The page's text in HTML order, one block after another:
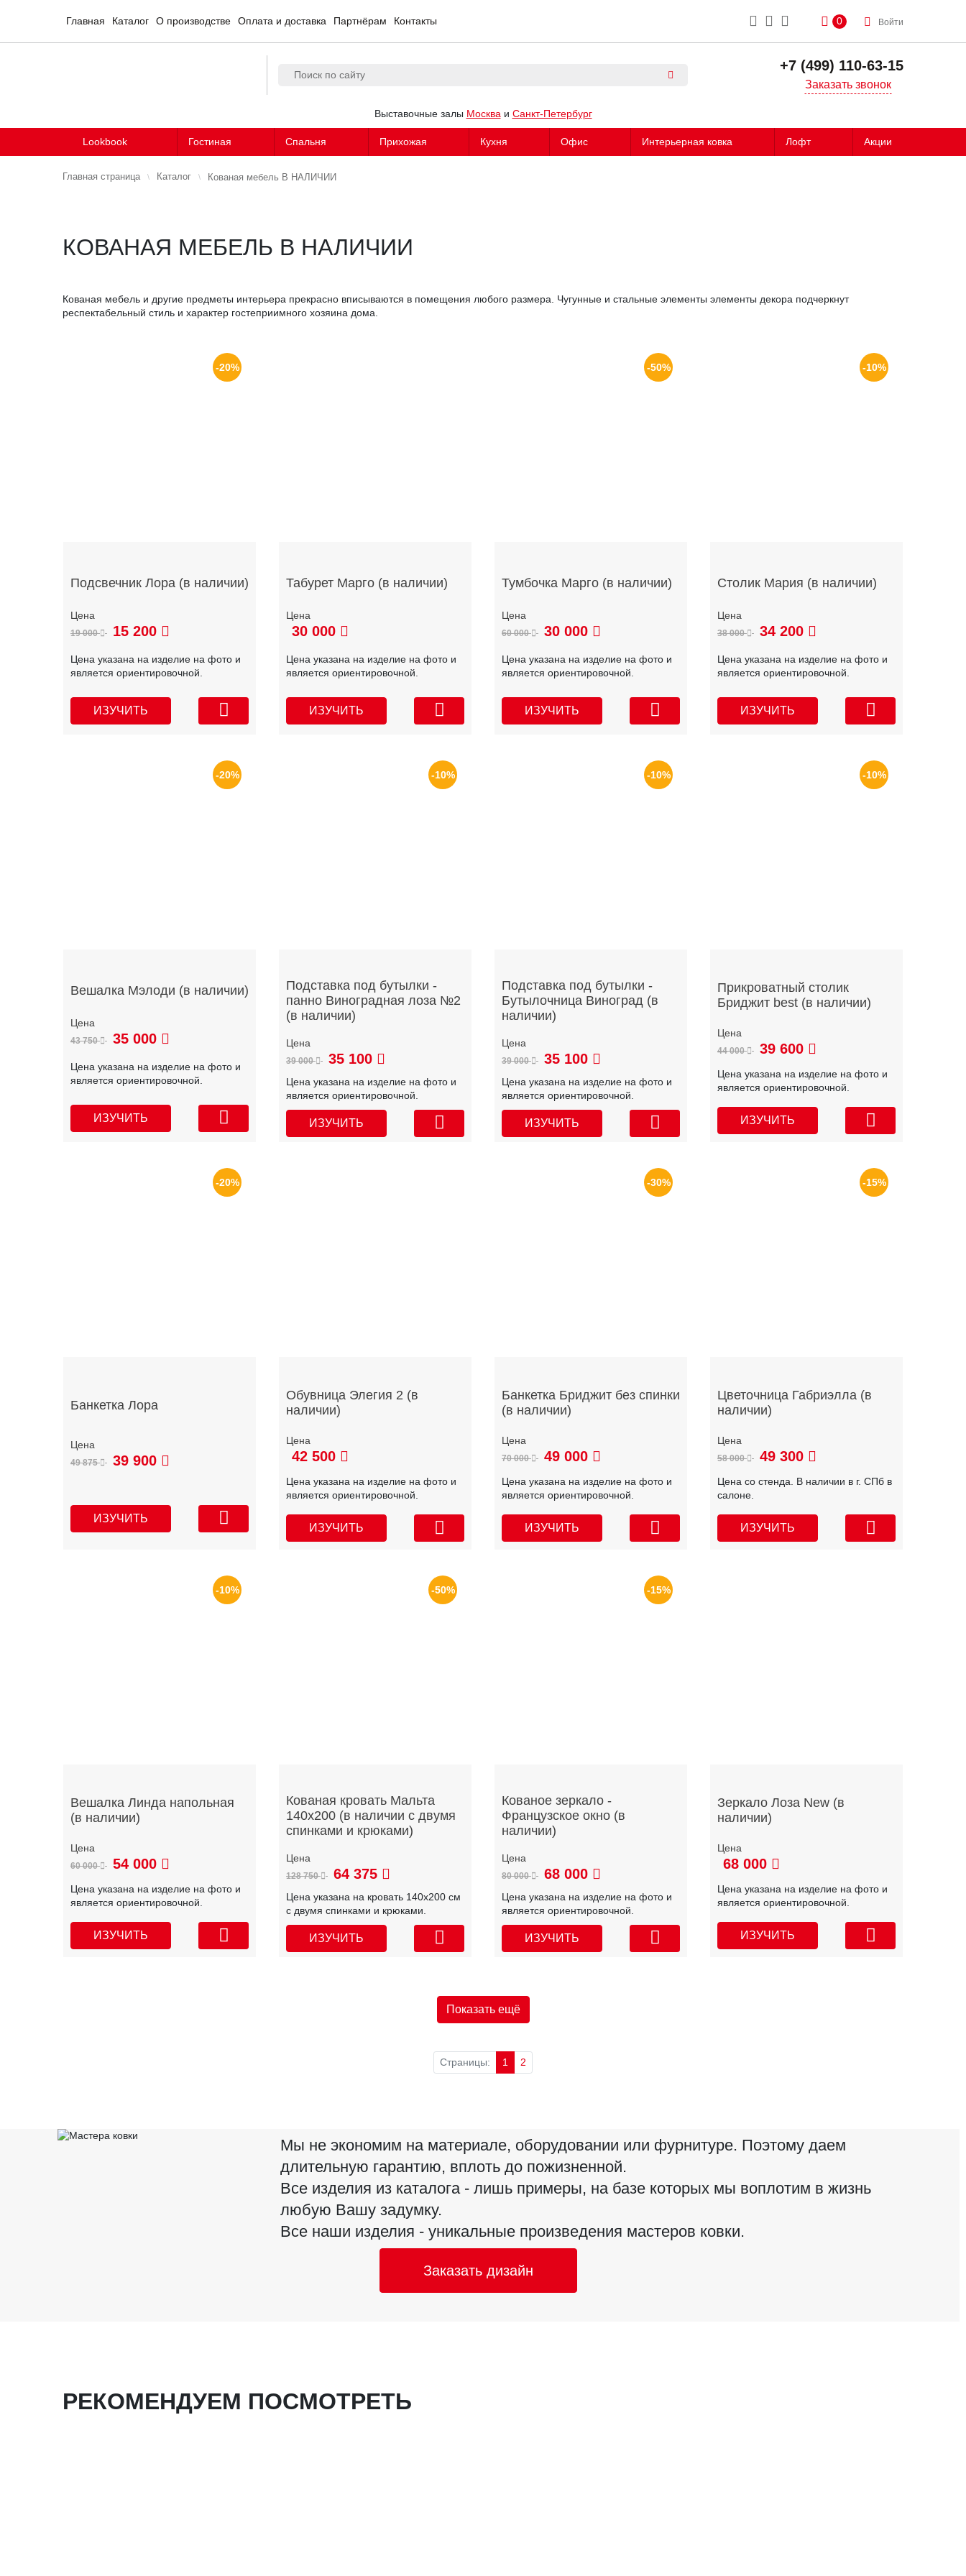
Главная Каталог О производстве Оплата и доставка Партнёрам Контакты 0 Войти
+7 (499) 110-63-15
Заказать звонок
Выставочные залы Москва и Санкт-Петербург
Lookbook Гостиная Спальня Прихожая Кухня Офис Интерьерная ковка Лофт Акции
Главная страница Каталог Кованая мебель В НАЛИЧИИ
КОВАНАЯ МЕБЕЛЬ В НАЛИЧИИ
Кованая мебель и другие предметы интерьера прекрасно вписываются в помещения любого размера. Чугунные и стальные элементы элементы декора подчеркнут
респектабельный стиль и характер гостеприимного хозяина дома.
-20%
Подсвечник Лора (в наличии)
19 000 15 200
Цена указана на изделие на фото и
является ориентировочной.
ИЗУЧИТЬ
Табурет Марго (в наличии)
30 000
Цена указана на изделие на фото и
является ориентировочной.
ИЗУЧИТЬ
-50%
Тумбочка Марго (в наличии)
60 000 30 000
Цена указана на изделие на фото и
является ориентировочной.
ИЗУЧИТЬ
-10%
Столик Мария (в наличии)
38 000 34 200
Цена указана на изделие на фото и
является ориентировочной.
ИЗУЧИТЬ
-20%
Вешалка Мэлоди (в наличии)
43 750 35 000
Цена указана на изделие на фото и
является ориентировочной.
ИЗУЧИТЬ
-10%
Подставка под бутылки -
панно Виноградная лоза №2
(в наличии)
39 000 35 100
Цена указана на изделие на фото и
является ориентировочной.
ИЗУЧИТЬ
-10%
Подставка под бутылки -
Бутылочница Виноград (в
наличии)
39 000 35 100
Цена указана на изделие на фото и
является ориентировочной.
ИЗУЧИТЬ
-10%
Прикроватный столик
Бриджит best (в наличии)
44 000 39 600
Цена указана на изделие на фото и
является ориентировочной.
ИЗУЧИТЬ
-20%
Банкетка Лора
49 875 39 900
ИЗУЧИТЬ
Обувница Элегия 2 (в
наличии)
42 500
Цена указана на изделие на фото и
является ориентировочной.
ИЗУЧИТЬ
-30%
Банкетка Бриджит без спинки
(в наличии)
70 000 49 000
Цена указана на изделие на фото и
является ориентировочной.
ИЗУЧИТЬ
-15%
Цветочница Габриэлла (в
наличии)
58 000 49 300
Цена со стенда. В наличии в г. СПб в
салоне.
ИЗУЧИТЬ
-10%
Вешалка Линда напольная
(в наличии)
60 000 54 000
Цена указана на изделие на фото и
является ориентировочной.
ИЗУЧИТЬ
-50%
Кованая кровать Мальта
140х200 (в наличии с двумя
спинками и крюками)
128 750 64 375
Цена указана на кровать 140х200 см
с двумя спинками и крюками.
ИЗУЧИТЬ
-15%
Кованое зеркало -
Французское окно (в
наличии)
80 000 68 000
Цена указана на изделие на фото и
является ориентировочной.
ИЗУЧИТЬ
Зеркало Лоза New (в
наличии)
68 000
Цена указана на изделие на фото и
является ориентировочной.
ИЗУЧИТЬ
Показать ещё
Страницы: 1 2
Мы не экономим на материале, оборудовании или фурнитуре. Поэтому даем
длительную гарантию, вплоть до пожизненной.
Все изделия из каталога - лишь примеры, на базе которых мы воплотим в жизнь
любую Вашу задумку.
Все наши изделия - уникальные произведения мастеров ковки.
Заказать дизайн
РЕКОМЕНДУЕМ ПОСМОТРЕТЬ